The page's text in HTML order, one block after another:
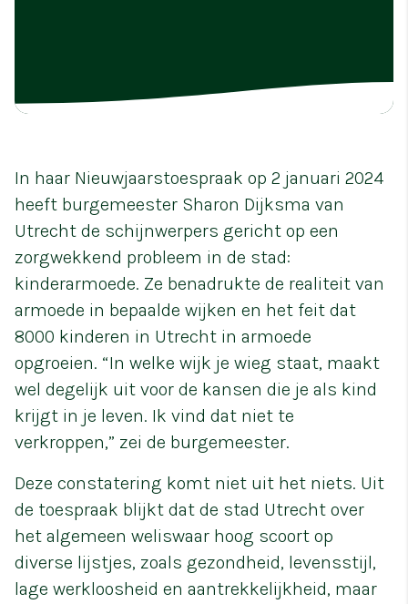
In haar Nieuwjaarstoespraak op 2 januari 2024
heeft burgemeester Sharon Dijksma van
Utrecht de schijnwerpers gericht op een
zorgwekkend probleem in de stad:
kinderarmoede. Ze benadrukte de realiteit van
armoede in bepaalde wijken en het feit dat
8000 kinderen in Utrecht in armoede
opgroeien. “In welke wijk je wieg staat, maakt
wel degelijk uit voor de kansen die je als kind
krijgt in je leven. Ik vind dat niet te
verkroppen,” zei de burgemeester.
Deze constatering komt niet uit het niets. Uit
de toespraak blijkt dat de stad Utrecht over
het algemeen weliswaar hoog scoort op
diverse lijstjes, zoals gezondheid, levensstijl,
lage werkloosheid en aantrekkelijkheid, maar